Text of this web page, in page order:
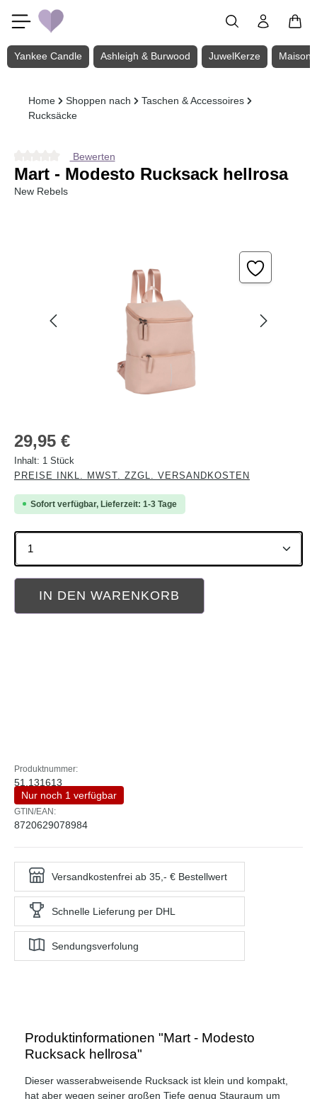
Zum Hauptinhalt springen
Yankee Candle Ashleigh & Burwood JuwelKerze Maison
Home Shoppen nach
Taschen & Accessoires
Rucksäcke
Durchschnittliche Bewertung von 0 von 5 Sternen
Bewerten
Mart - Modesto Rucksack hellrosa
New Rebels
Regulärer Preis:
29,95 €
Inhalt: 1 Stück
PREISE INKL. MWST. ZZGL. VERSANDKOSTEN
Sofort verfügbar, Lieferzeit: 1-3 Tage
Produkt Anzahl: Gib den gewünschten Wert ein
IN DEN WARENKORB
Produktnummer:
51.131613
Nur noch 1 verfügbar
GTIN/EAN:
8720629078984
Versandkostenfrei ab 35,- € Bestellwert
Schnelle Lieferung per DHL
Sendungsverfolung
Produktinformationen "Mart - Modesto
Rucksack hellrosa"
Dieser wasserabweisende Rucksack ist klein und kompakt,
hat aber wegen seiner großen Tiefe genug Stauraum um